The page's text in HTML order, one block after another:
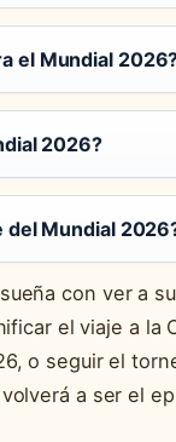
el Mundial
2026?
del Mundial
con ver a
el viaje a la
o seguir el
a ser el